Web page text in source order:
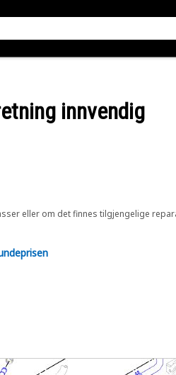
innvendig
eller om det finnes tilgjengelige